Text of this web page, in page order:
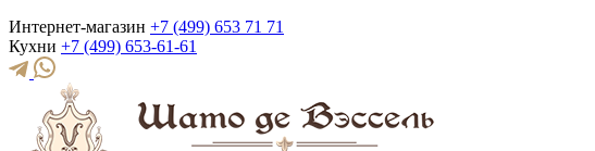
Интернет-магазин +7 (499) 653 71 71
Кухни +7 (499) 653-61-61